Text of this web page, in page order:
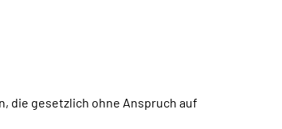
die gesetzlich ohne Anspruch auf